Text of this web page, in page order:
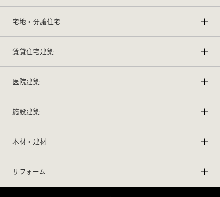
宅地・分譲住宅
賃貸住宅建築
医院建築
施設建築
木材・建材
リフォーム